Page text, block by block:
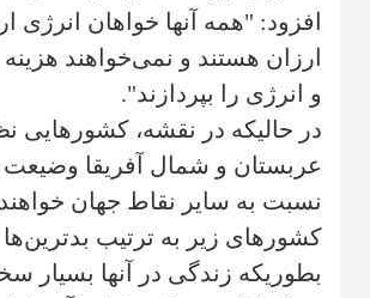
افزود: "همه آنها خواهان انرژی
ارزان هستند و نمی‌خواهند هزینه
و انرژی را بپردازند".
در حالیکه در نقشه، کشورهایی
عربستان و شمال آفریقا وضیعت
نسبت به سایر نقاط جهان
کشورهای زیر به ترتیب بدترین‌ها
بطوریکه زندگی در آنها